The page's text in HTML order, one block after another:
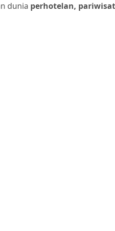
dunia perhotelan,